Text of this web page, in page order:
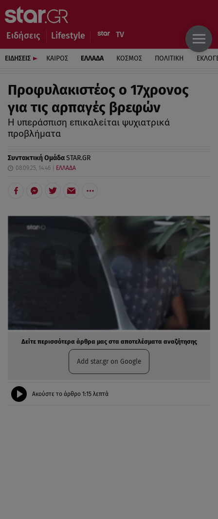
Ειδήσεις Lifestyle
ΕΙΔΗΣΕΙΣ ΚΑΙΡΟΣ ΕΛΛΑΔΑ ΚΟΣΜΟΣ ΠΟΛΙΤΙΚΗ
Προφυλακιστέος ο 17χρονος
για τις αρπαγές βρεφών
Η υπεράσπιση επικαλείται ψυχιατρικά
προβλήματα
Συντακτική ΟμάδαSTAR.GR
08.09.25, 14:46 ΕΛΛΑΔΑ
Δείτε περισσότερα άρθρα μας στα αποτελέσματα αναζήτησης
Add star.gr on Google
Ακούστε το άρθρο 1:15 λεπτά